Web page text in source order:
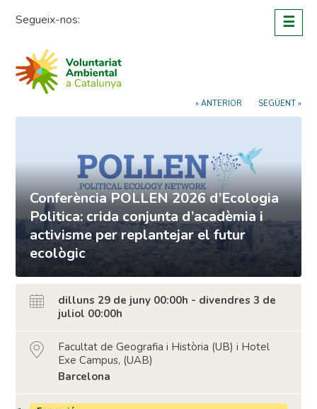
Segueix-nos: ☰
« ANTERIOR SEGÜENT »
Conferència POLLEN 2026 d’Ecologia
Politica: crida conjunta d’acadèmia i
activisme per replantejar el futur
ecològic
dilluns 29 de juny 00:00h - divendres 3 de
juliol 00:00h
Facultat de Geografia i Història (UB) i Hotel
Exe Campus, (UAB)
Barcelona